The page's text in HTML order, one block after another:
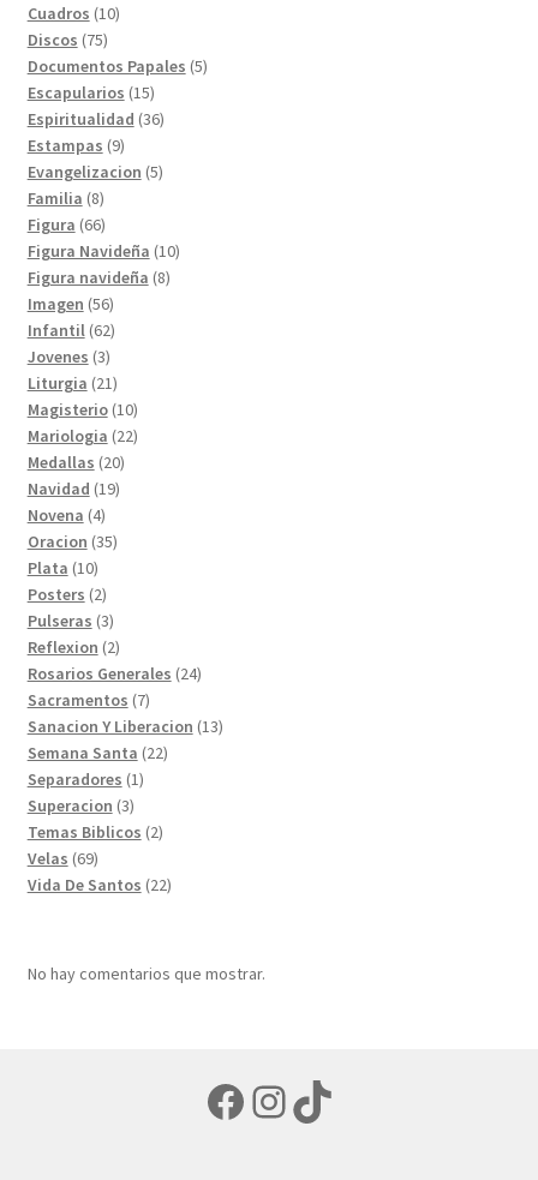
productos
Cuadros 1010
Discos 7575
productos
Documentos Papales 55
Escapularios 1515
productos
Espiritualidad 3636
Estampas 99
productos
Evangelizacion 55
Familia 88
productos
Figura 6666
productos
Figura Navideña 1010
Figura navideña 88
Imagen 5656
productos
Infantil 6262
productos
Jovenes 33
productos
Liturgia 2121
productos
Magisterio 1010
productos
Mariologia 2222
Medallas 2020
productos
Navidad 1919
Novena 44
productos
Oracion 3535
Plata 1010
productos
Posters 22
productos
Pulseras 33
productos
Reflexion 22
productos
Rosarios Generales 2424
Sacramentos 77
productos
Sanacion Y Liberacion 1313
Semana Santa 2222
Separadores 11
Superacion 33
productos
Temas Biblicos 22
Velas 6969
productos
Vida De Santos 2222
No hay comentarios que mostrar.
Facebook
Instagram
TikTok